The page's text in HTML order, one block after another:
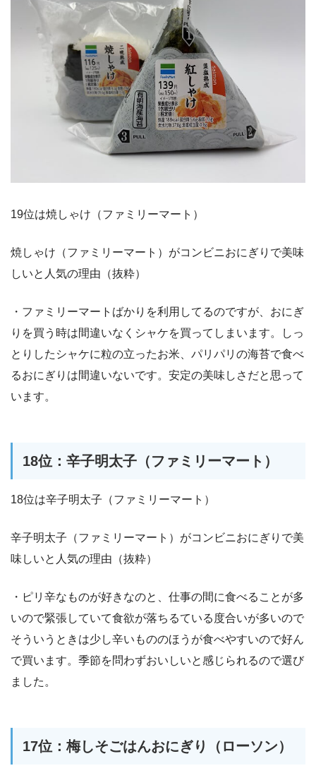
19位は焼しゃけ（ファミリーマート）
焼しゃけ（ファミリーマート）がコンビニおにぎりで美味
しいと人気の理由（抜粋）
・ファミリーマートばかりを利用してるのですが、おにぎ
りを買う時は間違いなくシャケを買ってしまいます。しっ
とりしたシャケに粒の立ったお米、パリパリの海苔で食べ
るおにぎりは間違いないです。安定の美味しさだと思って
います。
18位：辛子明太子（ファミリーマート）
18位は辛子明太子（ファミリーマート）
辛子明太子（ファミリーマート）がコンビニおにぎりで美
味しいと人気の理由（抜粋）
・ピリ辛なものが好きなのと、仕事の間に食べることが多
いので緊張していて食欲が落ちるている度合いが多いので
そういうときは少し辛いもののほうが食べやすいので好ん
で買います。季節を問わずおいしいと感じられるので選び
ました。
17位：梅しそごはんおにぎり（ローソン）